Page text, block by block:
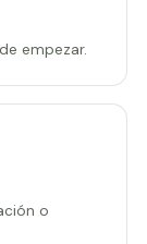
empezar.
o